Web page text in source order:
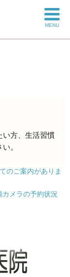
MENU
い方、生活習慣
。
のご案内がありま
カメラの予約状況